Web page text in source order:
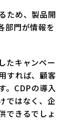
ため、製品開
部門が情報を
たキャンペー
すれば、顧客
。CDPの導入
ではなく、企
できるでしょ